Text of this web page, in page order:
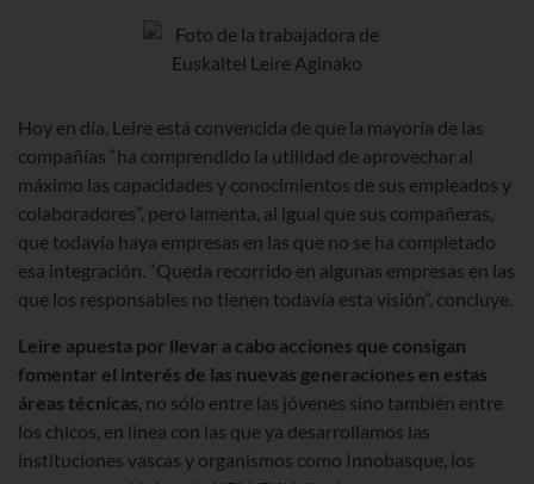
Hoy en día, Leire está convencida de que la mayoría de las
compañías “ha comprendido la utilidad de aprovechar al
máximo las capacidades y conocimientos de sus empleados y
colaboradores”, pero lamenta, al igual que sus compañeras,
que todavía haya empresas en las que no se ha completado
esa integración. “Queda recorrido en algunas empresas en las
que los responsables no tienen todavía esta visión”, concluye.
Leire apuesta por llevar a cabo acciones que consigan
fomentar el interés de las nuevas generaciones en estas
áreas técnicas , no sólo entre las jóvenes sino también entre
los chicos, en línea con las que ya desarrollamos las
instituciones vascas y organismos como Innobasque, los